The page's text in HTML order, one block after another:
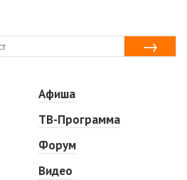
Афиша
ТВ-Программа
Форум
Видео